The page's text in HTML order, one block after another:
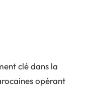
clé dans la
opérant